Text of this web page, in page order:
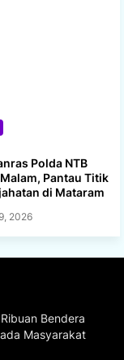
Polda NTB
Pantau Titik
di Mataram
2026
Bendera
Masyarakat